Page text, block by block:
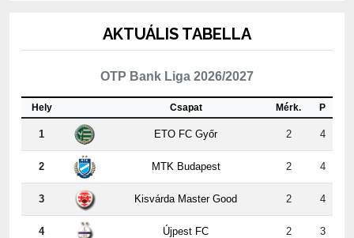
OTP Bank Liga 2026/2027
Csapat
1 ETO FC Győr 2 4
2 MTK Budapest 2 4
3 Kisvárda Master Good 2 4
4 Újpest FC 2 3
5 ZTE FC 2 3